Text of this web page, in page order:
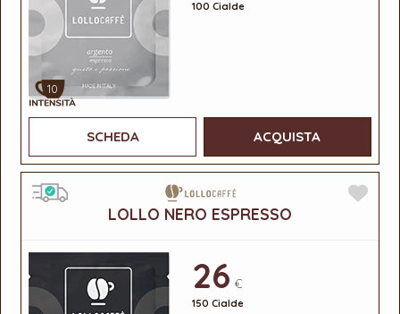
10
100 Cialde
SCHEDA ACQUISTA
LOLLO NERO ESPRESSO
26 €
150 Cialde